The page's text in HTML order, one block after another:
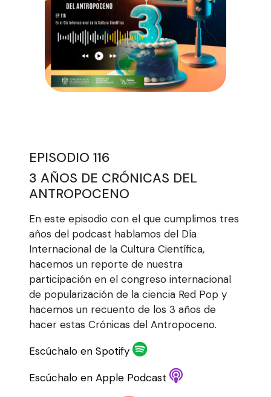
EPISODIO 116
3 AÑOS DE CRÓNICAS DEL
ANTROPOCENO
En este episodio con el que cumplimos tres
años del podcast hablamos del Día
Internacional de la Cultura Científica,
hacemos un reporte de nuestra
participación en el congreso internacional
de popularización de la ciencia Red Pop y
hacemos un recuento de los 3 años de
hacer estas Crónicas del Antropoceno.
Escúchalo en Spotify
Escúchalo en Apple Podcast